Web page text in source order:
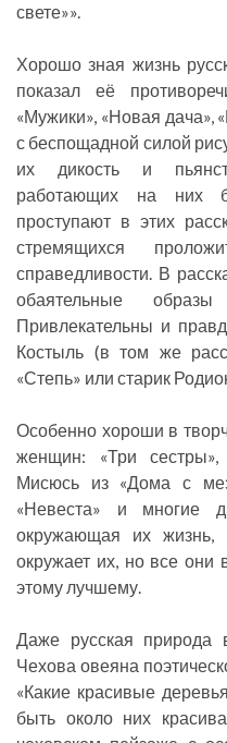
свете»».
Хорошо зная жизнь
показал её
«Мужики», «Новая дача»,
с беспощадной силой
их дикость и
работающих на них
проступают в этих
стремящихся
справедливости. В
обаятельные
Привлекательны и
Костыль (в том же
«Степь» или старик
Особенно хороши в
женщин: «Три
Мисюсь из «Дома с
«Невеста» и многие
окружающая их жизнь,
окружает их, но все они
этому лучшему.
Даже русская природа
Чехова овеяна
«Какие красивые
быть около них